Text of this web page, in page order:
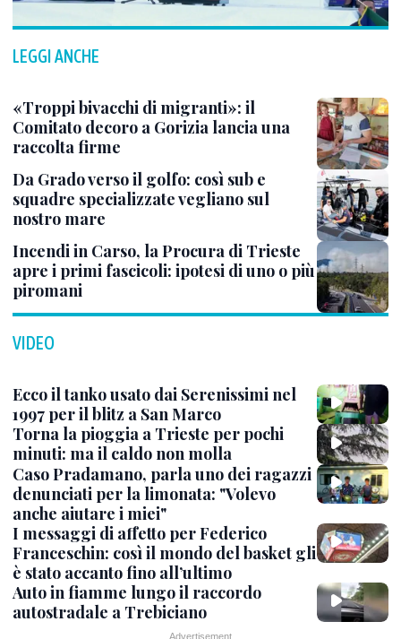
LEGGI ANCHE
«Troppi bivacchi di migranti»: il
Comitato decoro a Gorizia lancia una
raccolta firme
Da Grado verso il golfo: così sub e
squadre specializzate vegliano sul
nostro mare
Incendi in Carso, la Procura di Trieste
apre i primi fascicoli: ipotesi di uno o più
piromani
VIDEO
Ecco il tanko usato dai Serenissimi nel
1997 per il blitz a San Marco
Torna la pioggia a Trieste per pochi
minuti: ma il caldo non molla
Caso Pradamano, parla uno dei ragazzi
denunciati per la limonata: "Volevo
anche aiutare i miei"
I messaggi di affetto per Federico
Franceschin: così il mondo del basket gli
è stato accanto fino all’ultimo
Auto in fiamme lungo il raccordo
autostradale a Trebiciano